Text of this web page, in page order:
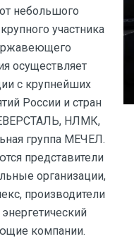
небольшого
участника
осуществляет
с крупнейших
России и стран
НЛМК,
группа МЕЧЕЛ.
представители
организации,
производители
компании.